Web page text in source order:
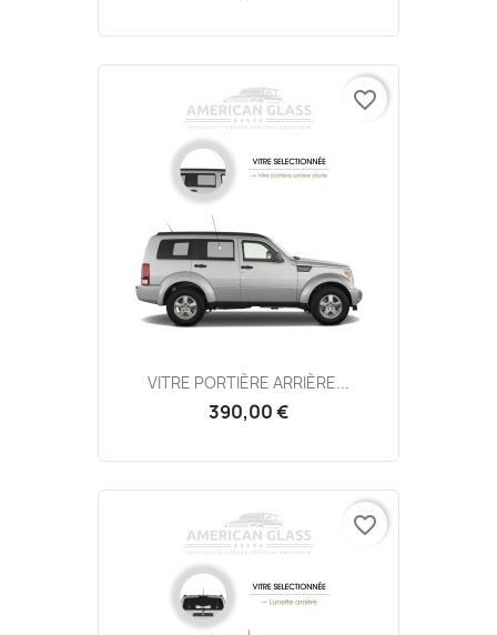
VITRE PORTIÈRE ARRIÈRE...
390,00 €
favorite_border
favorite_border